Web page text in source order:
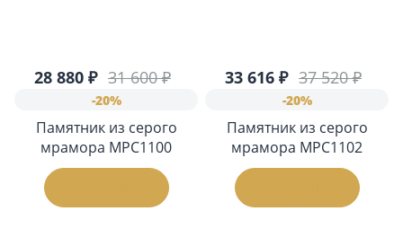
28 880 ₽ 31 600 ₽
-20%
Памятник из серого
мрамора МРС1100
33 616 ₽ 37 520 ₽
-20%
Памятник из серого
мрамора МРС1102